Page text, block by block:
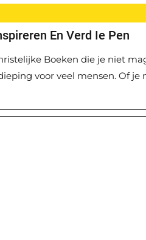
En Verd Ie Pen
Boeken die je niet
voor veel mensen. Of je